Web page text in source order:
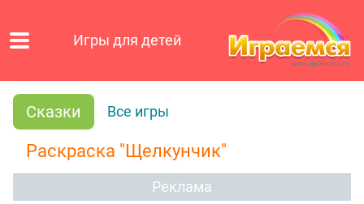
Игры для детей
Сказки Все игры
Раскраска "Щелкунчик"
Реклама